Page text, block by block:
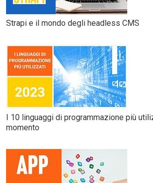
Strapi e il mondo degli headless CMS
I 10 linguaggi di programmazione più
momento